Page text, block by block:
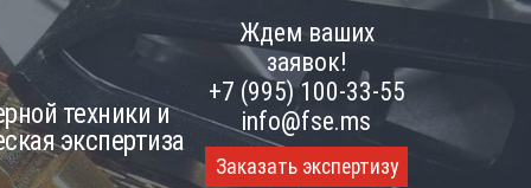
техники и
экспертиза
Ждем ваших
заявок!
+7 (995) 100-33-55
info@fse.ms
Заказать экспертизу